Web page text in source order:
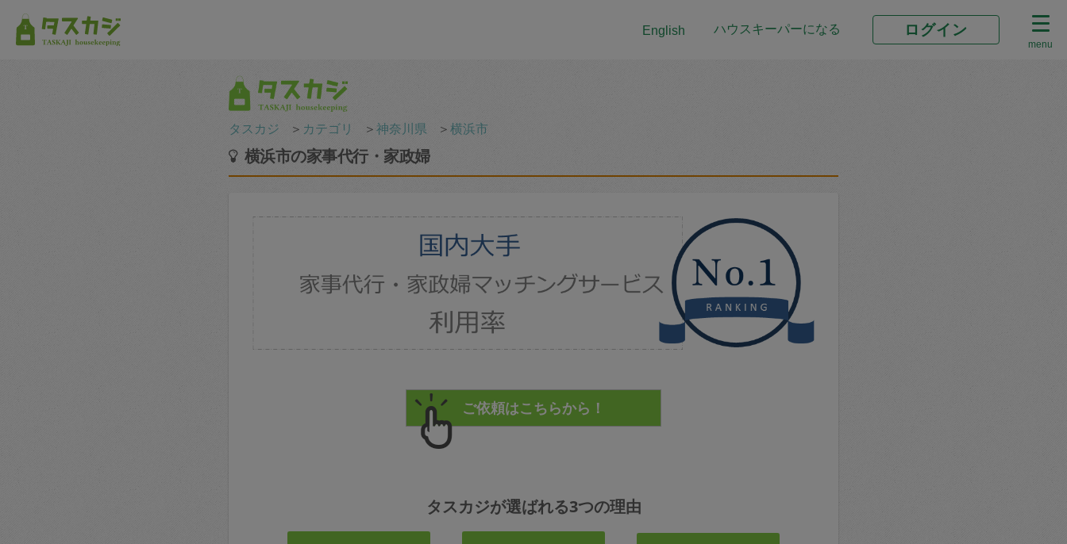
English ハウスキーパーになる ログイン
menu
タスカジ ＞ カテゴリ ＞神奈川県 ＞横浜市
横浜市の家事代行・家政婦
タスカジが選ばれる3つの理由